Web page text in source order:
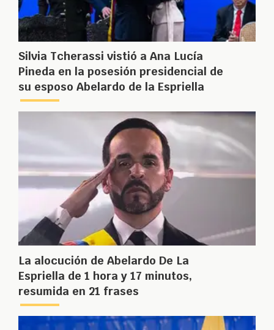
Silvia Tcherassi vistió a Ana Lucía
Pineda en la posesión presidencial de
su esposo Abelardo de la Espriella
La alocución de Abelardo De La
Espriella de 1 hora y 17 minutos,
resumida en 21 frases